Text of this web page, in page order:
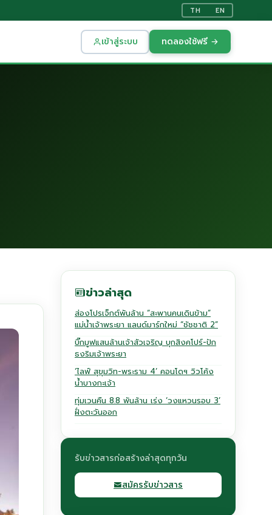
TH EN
เข้าสู่ระบบ ทดลองใช้ฟรี →
ข่าวล่าสุด
ส่องโปรเจ็กต์พันล้าน “สะพานคนเดินข้าม”
แม่น้ำเจ้าพระยา แลนด์มาร์กใหม่ “ชัชชาติ 2”
บิ๊กมูฟแสนล้านเจ้าสัวเจริญ บุกสิงคโปร์-ปัก
ธงริมเจ้าพระยา
‘ไลฟ์ สุขุมวิท-พระราม 4’ คอนโดฯ วิวโค้ง
น้ำบางกะเจ้า
ทุ่มเวนคืน 8.8 พันล้าน เร่ง ‘วงแหวนรอบ 3’
ฝั่งตะวันออก
รับข่าวสารก่อสร้างล่าสุดทุกวัน
สมัครรับข่าวสาร